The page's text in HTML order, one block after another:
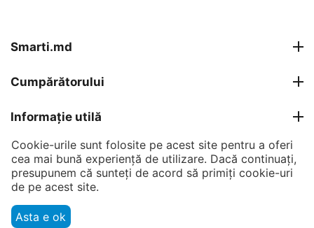
Smarti.md
Cumpărătorului
Informație utilă
Contul meu
Contacte
© 2007 - 2026 Smarti Computer SRL.
Cookie-urile sunt folosite pe acest site pentru a oferi
cea mai bună experiență de utilizare. Dacă continuați,
presupunem că sunteți de acord să primiți cookie-uri
de pe acest site.
Asta e ok